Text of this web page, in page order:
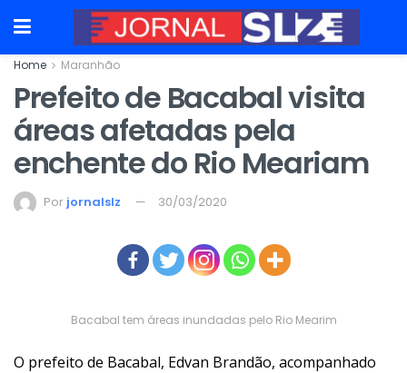
Home Maranhão
Prefeito de Bacabal visita
áreas afetadas pela
enchente do Rio Meariam
Por jornalslz 30/03/2020
Bacabal tem áreas inundadas pelo Rio Mearim
O prefeito de Bacabal, Edvan Brandão, acompanhado